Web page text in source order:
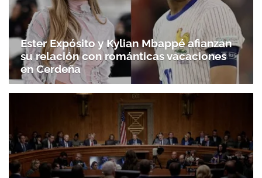
Ester Expósito y Kylian Mbappé afianzan
su relación con románticas vacaciones
en Cerdeña